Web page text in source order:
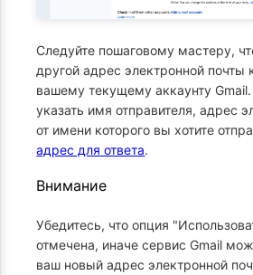
Следуйте пошаговому мастеру,
другой адрес электронной почты
вашему текущему аккаунту
указать имя отправителя, адрес
от имени которого вы хотите
адрес для ответа.
Внимание
Убедитесь, что опция
отмечена, иначе сервис Gmail
ваш новый адрес электронной